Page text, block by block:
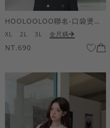
HOOLOOLOO聯名-口袋燙金KUKU熊短袖上衣
XL 2L 3L 全尺碼
NT.690